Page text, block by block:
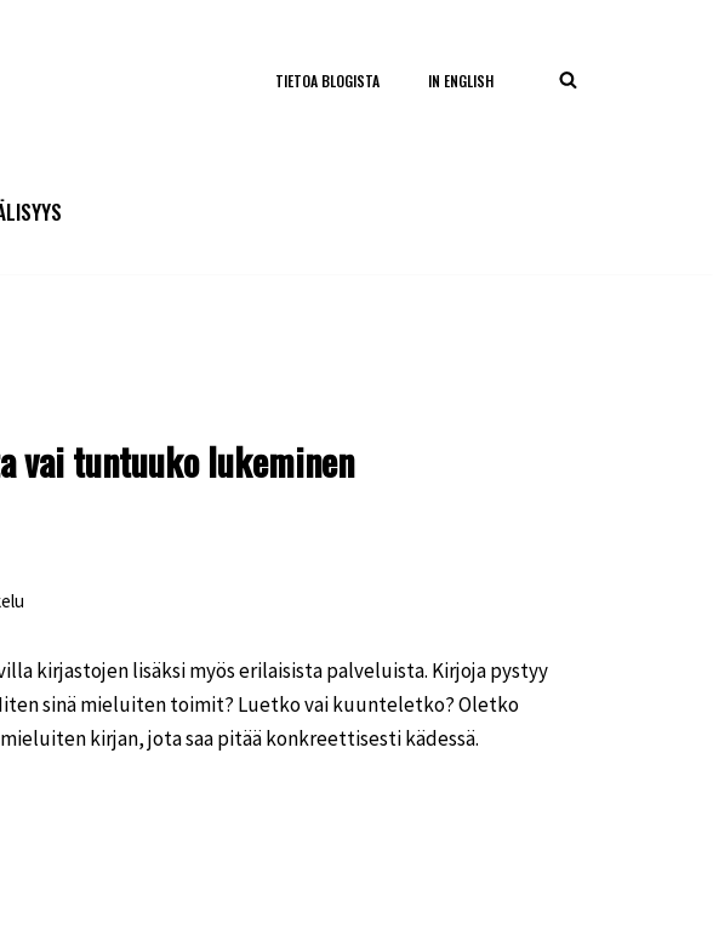
TIETOA BLOGISTA IN ENGLISH
vai tuntuuko lukeminen
kirjastojen lisäksi myös erilaisista palveluista. Kirjoja pystyy
sinä mieluiten toimit? Luetko vai kuunteletko? Oletko
kirjan, jota saa pitää konkreettisesti kädessä.